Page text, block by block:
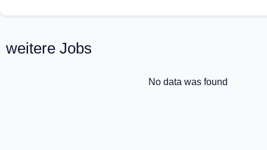
weitere Jobs
No data was found